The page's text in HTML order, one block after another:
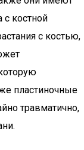
костной
с костью,
пластиночные
травматично,